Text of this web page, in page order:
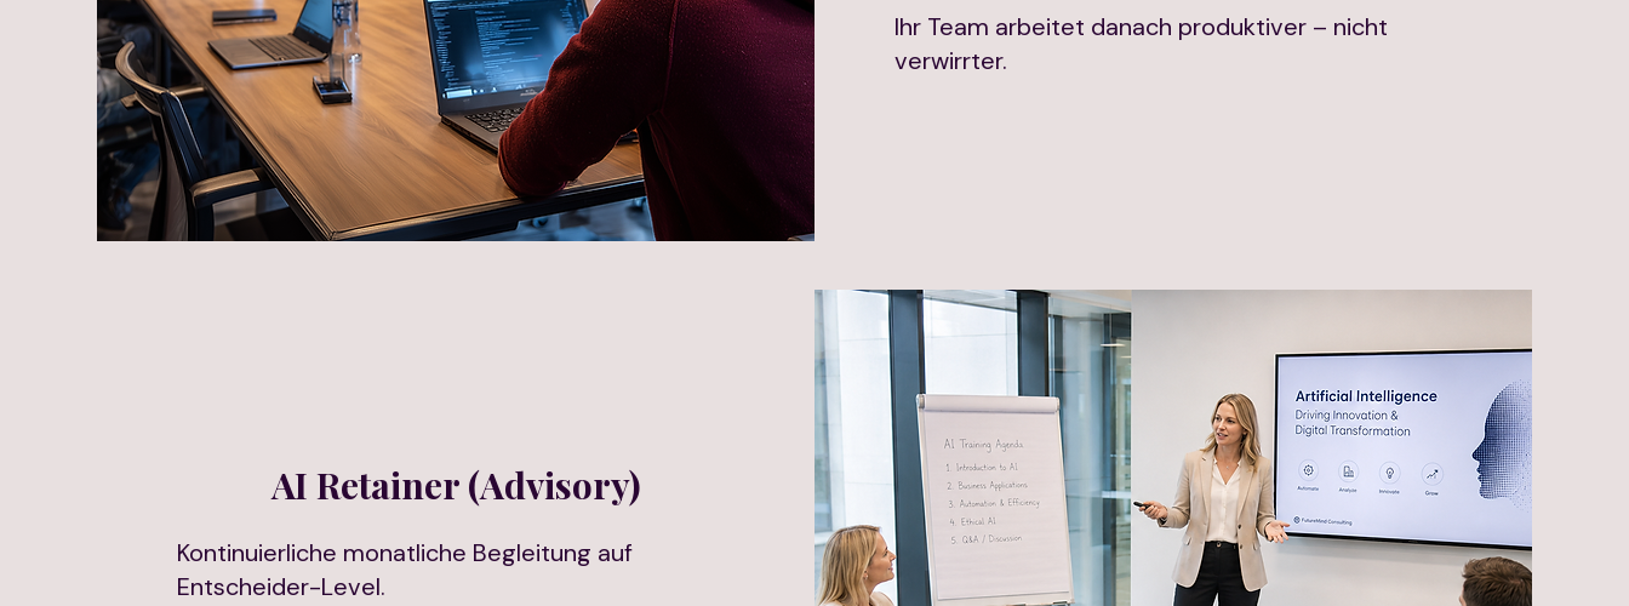
Ihr Team arbeitet danach produktiver – nicht
verwirrter.
AI Retainer (Advisory)
Kontinuierliche monatliche Begleitung auf
Entscheider-Level.